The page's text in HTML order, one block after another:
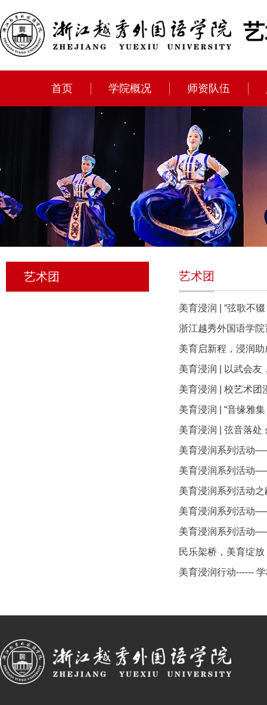
首页 学院概况 师资队伍
艺术团 艺术团
美育浸润 | “弦歌不
浙江越秀外国语学
美育启新程，浸润
美育浸润 | 以武会友
美育浸润 | 校艺术团
美育浸润 | “音缘雅
美育浸润 | 弦音落处
美育浸润系列活动
美育浸润系列活动
美育浸润系列活动
美育浸润系列活动
美育浸润系列活动
民乐架桥，美育绽
美育浸润行动------